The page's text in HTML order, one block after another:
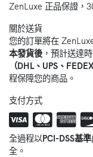
ZenLuxe 正品保證，
關於送貨
您的訂單將在
本發貨後，預計送達時
（DHL、UPS、
程保障您的商品。
支付方式
全過程以PCI-DSS基準
全。